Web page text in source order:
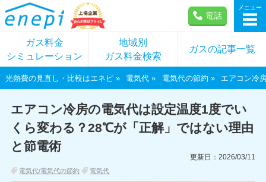
電話
メニュー
ガス料金
シミュレーション
地域別
ガス料金検索
ガスの記事一覧
光熱費の見直し・比較はエネピ 電気代 電気代の節約 エアコン冷
エアコン冷房の電気代は設定温度1度でい
くら変わる？28℃が「正解」ではない理由
と節電術
電気代/電気代の節約 電気代
更新日：2026/03/11